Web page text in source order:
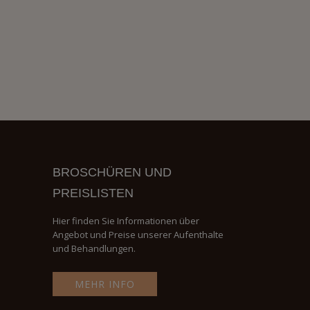
BROSCHÜREN UND
PREISLISTEN
Hier finden Sie Informationen über
Angebot und Preise unserer Aufenthalte
und Behandlungen.
MEHR INFO